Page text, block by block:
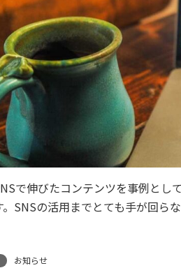
で伸びたコンテンツを事例とし
。SNSの活用までとても手が回ら
お知らせ